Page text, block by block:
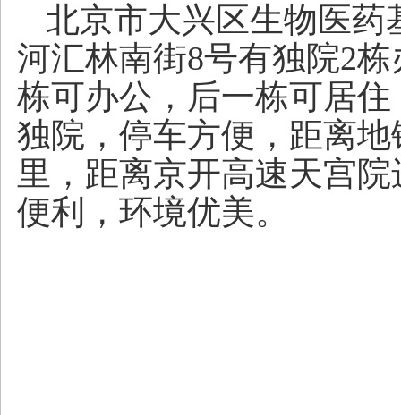
北京市大兴区生物医药
河汇林南街8号有独院2
栋可办公，后一栋可居
独院，停车方便，距离
里，距离京开高速天宫
便利，环境优美。